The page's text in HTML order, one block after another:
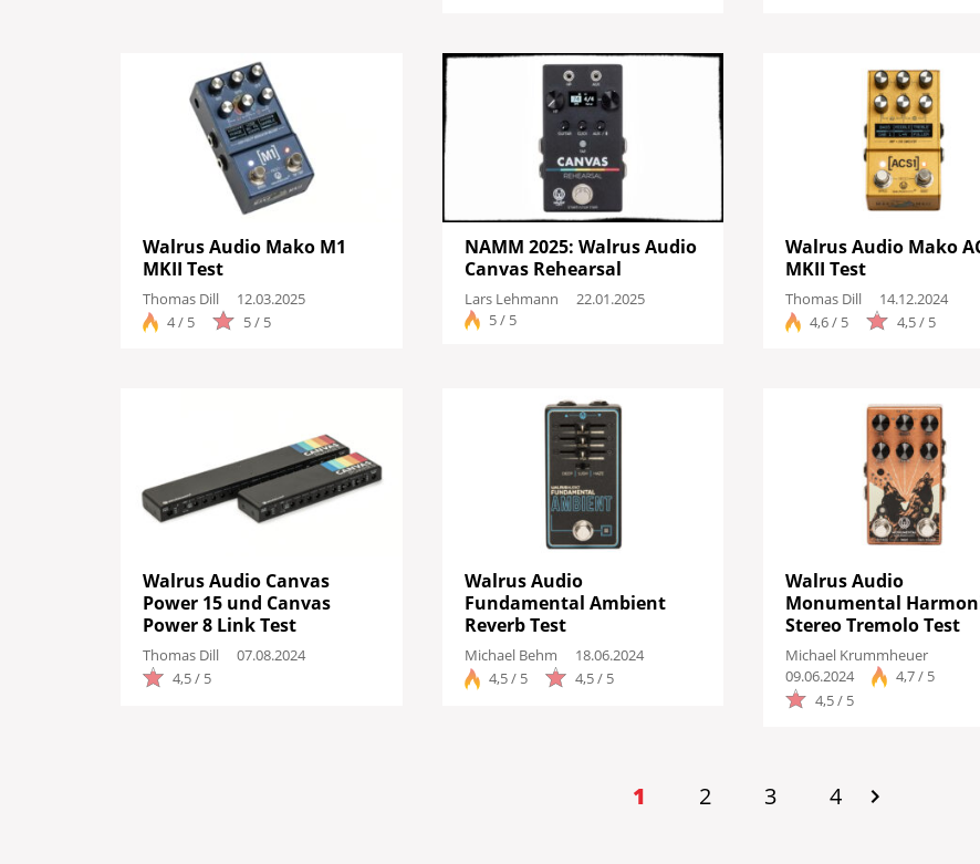
Walrus Audio Mako M1
MKII Test
Thomas Dill
12.03.2025
4 / 5
5 / 5
NAMM 2025: Walrus Audio
Canvas Rehearsal
Lars Lehmann
22.01.2025
5 / 5
Walrus Audio Mako
MKII Test
Thomas Dill
14.12.2024
4,6 / 5
4,5 / 5
Walrus Audio Canvas
Power 15 und Canvas
Power 8 Link Test
Thomas Dill
07.08.2024
4,5 / 5
Walrus Audio
Fundamental Ambient
Reverb Test
Michael Behm
18.06.2024
4,5 / 5
4,5 / 5
Walrus Audio
Monumental
Stereo Tremolo Test
Michael Krummheuer
09.06.2024
4,7 / 5
4,5 / 5
1 2 3 4